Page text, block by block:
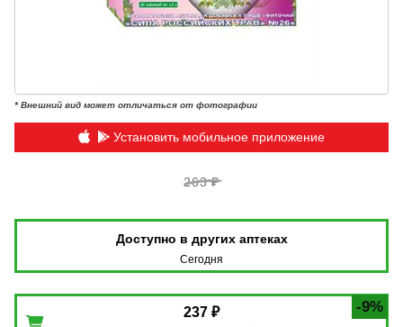
* Внешний вид может отличаться от фотографии
Установить мобильное приложение
263 ₽
Доступно в других аптеках
Сегодня
-9%
237 ₽